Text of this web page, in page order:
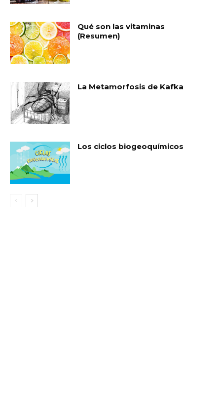
Qué son las vitaminas
(Resumen)
La Metamorfosis de Kafka
Los ciclos biogeoquímicos